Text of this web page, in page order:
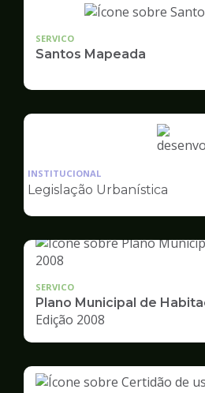
SERVICO
Santos Mapeada
INSTITUCIONAL
Legislação Urbanística
SERVICO
Plano Municipal de
Edição 2008